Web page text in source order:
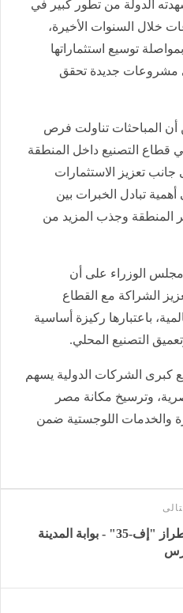
الدولة من تطور كبير في
خلال السنوات الأخيرة،
توسيع استثماراتها
مشروعات جديدة تحقق
أن المباحثات تناولت فرص
قطاع التصنيع داخل المنطقة
جانب تعزيز الاستثمارات
أهمية تبادل الخبرات بين
المنطقة وجذب المزيد من
الوزراء على أن
الشراكة مع القطاع
باعتبارها ركيزة أساسية
التصنيع المحلي.
كبرى الشركات الدولية يسهم
وترسيخ مكانة مصر
والخدمات اللوجستية ضمن
تحطم مقاتلة أميركية من طراز "إف-35" - بوابة المدينة